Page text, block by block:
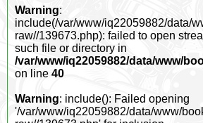
Warning:
include(/var/www/iq22059882/data/
raw//139673.php): failed to open
such file or directory in
/var/www/iq22059882/data/www/
on line 40
Warning: include(): Failed opening
'/var/www/iq22059882/data/www/